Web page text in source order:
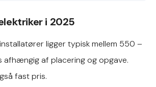
i 2025
ligger typisk mellem 550 –
afhængig af placering og opgave.
fast pris.